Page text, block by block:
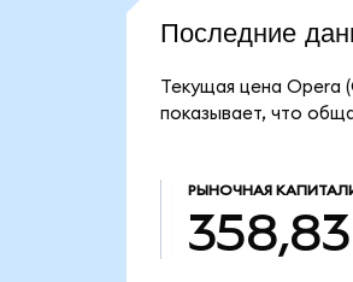
Последние
Текущая цена Opera
показывает, что
РЫНОЧНАЯ